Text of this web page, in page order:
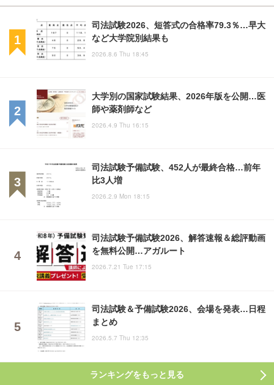
司法試験2026、短答式の合格率79.3％…早大
など大学院別結果も
2026.8.6 Thu 18:45
大学別の国家試験結果、2026年版を公開…医
師や薬剤師など
2026.4.9 Thu 16:15
司法試験予備試験、452人が最終合格…前年
比3人増
2026.2.9 Mon 18:15
司法試験予備試験2026、解答速報＆総評動画
を無料公開…アガルート
2026.7.21 Tue 17:15
司法試験＆予備試験2026、会場を発表…日程
まとめ
2026.5.7 Thu 12:35
ランキングをもっと見る